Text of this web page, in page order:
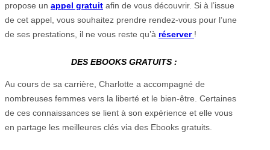
propose un appel gratuit afin de vous découvrir. Si à l’issue
de cet appel, vous souhaitez prendre rendez-vous pour l’une
de ses prestations, il ne vous reste qu’à réserver !
DES EBOOKS GRATUITS :
Au cours de sa carrière, Charlotte a accompagné de
nombreuses femmes vers la liberté et le bien-être. Certaines
de ces connaissances se lient à son expérience et elle vous
en partage les meilleures clés via des Ebooks gratuits.